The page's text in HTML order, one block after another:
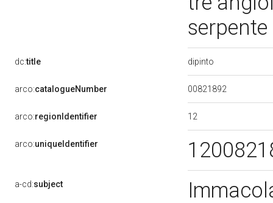
serpente
dc:title dipinto
arco:catalogueNumber 00821892
arco:regionIdentifier 12
arco:uniqueIdentifier
a-cd:subject